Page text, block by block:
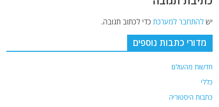
ישלהתחבר למערכת כדי לכתוב תגובה.
מדורי כתבות נוספים
חדשות מהעולם
כללי
כתבות היסטוריה